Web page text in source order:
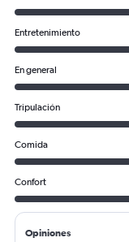
Entretenimiento
En general
Tripulación
Comida
Confort
Opiniones